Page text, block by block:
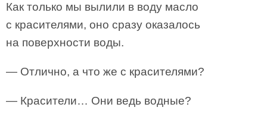
Как только мы вылили в воду масло
с красителями, оно сразу оказалось
на поверхности воды.
— Отлично, а что же с красителями?
— Красители… Они ведь водные?